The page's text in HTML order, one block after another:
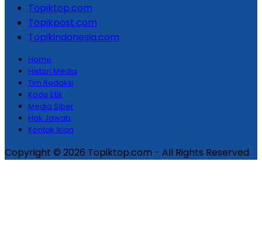
Topiktop.com
Topikpost.com
Topikindonesia.com
Home
Histori Media
Tim Redaksi
Kode Etik
Media Siber
Hak Jawab
Kontak Iklan
Copyright © 2026 Topiktop.com - All Rights Reserved